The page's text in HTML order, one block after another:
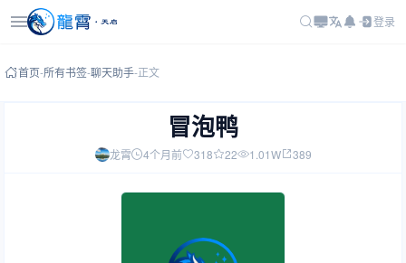
登录
首页-所有书签-聊天助手-正文
冒泡鸭
龙霄 4个月前 318 22 1.01W 389